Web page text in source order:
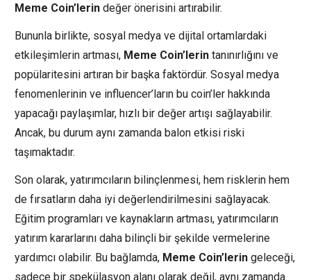
Meme Coin’lerin değer önerisini artırabilir.
Bununla birlikte, sosyal medya ve dijital ortamlardaki
etkileşimlerin artması, Meme Coin’lerin tanınırlığını ve
popülaritesini artıran bir başka faktördür. Sosyal medya
fenomenlerinin ve influencer’ların bu coin’ler hakkında
yapacağı paylaşımlar, hızlı bir değer artışı sağlayabilir.
Ancak, bu durum aynı zamanda balon etkisi riski
taşımaktadır.
Son olarak, yatırımcıların bilinçlenmesi, hem risklerin hem
de fırsatların daha iyi değerlendirilmesini sağlayacak.
Eğitim programları ve kaynakların artması, yatırımcıların
yatırım kararlarını daha bilinçli bir şekilde vermelerine
yardımcı olabilir. Bu bağlamda, Meme Coin’lerin geleceği,
sadece bir spekülasyon alanı olarak değil, aynı zamanda